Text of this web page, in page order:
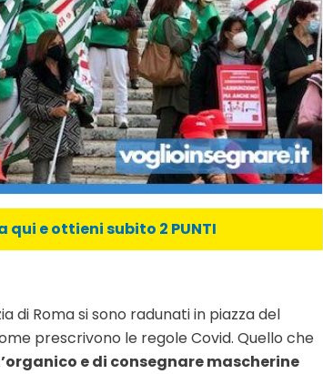
qui e ottieni subito 2 PUNTI
di Roma si sono radunati in piazza del
prescrivono le regole Covid. Quello che
e di consegnare mascherine